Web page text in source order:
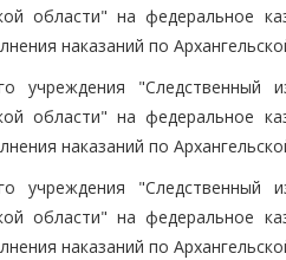
области" на федеральное
наказаний по
учреждения
области" на федеральное
наказаний по
учреждения
области" на федеральное
наказаний по